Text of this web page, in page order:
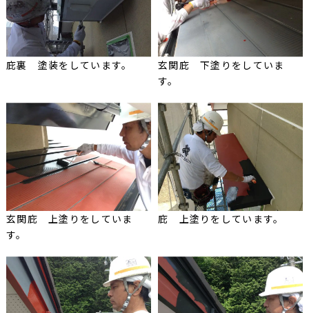
庇裏 塗装をしています。
玄関庇 下塗りをしていま
す。
玄関庇 上塗りをしていま
す。
庇 上塗りをしています。